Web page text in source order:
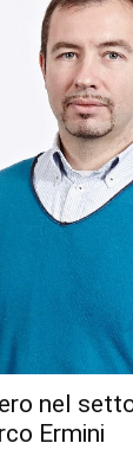
nel
Ermini